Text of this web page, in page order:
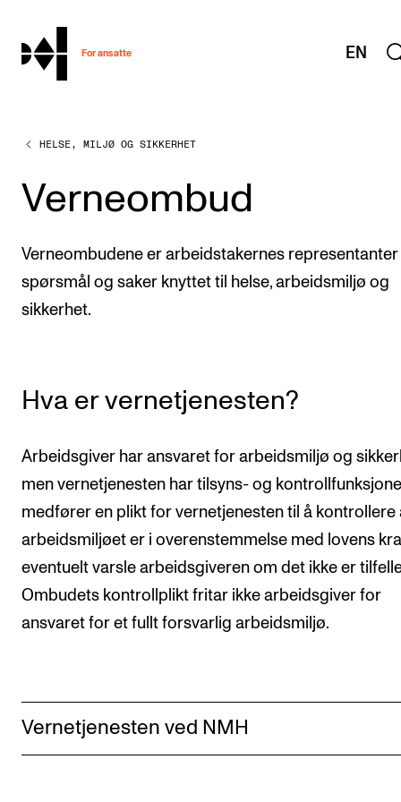
hjem
For ansatte EN
MITT ARBEIDSFORHOLD
Arbeidstid og lønn
Reiser og utveksling
Kompetanse og velferd
Overordnet i mitt arbeid
Helse, miljø og sikkerhet
Canvas
Innkjøp og økonomi
Kommunikasjon
Rom og bygg
Alle hjelpesider
Eksamen og vitnemål
Timeplaner og undervisning
HELSE, MILJØ OG SIKKERHET
Verneombud
Verneombudene er arbeidstakernes representanter
spørsmål og saker knyttet til helse, arbeidsmiljø og
sikkerhet.
Hva er vernetjenesten?
Arbeidsgiver har ansvaret for arbeidsmiljø og
men vernetjenesten har tilsyns- og
medfører en plikt for vernetjenesten til å kontrollere
arbeidsmiljøet er i overenstemmelse med lovens
eventuelt varsle arbeidsgiveren om det ikke er
Ombudets kontrollplikt fritar ikke arbeidsgiver for
ansvaret for et fullt forsvarlig arbeidsmiljø.
Vernetjenesten ved NMH